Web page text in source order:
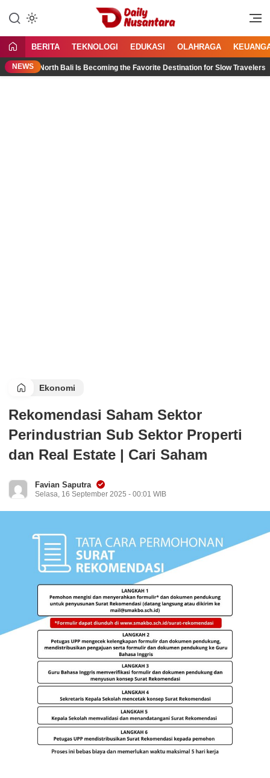
konten
Daily Nusantara
Menyajikan Fakta, Menginspirasi
BERITA TEKNOLOGI EDUKASI OLAHRAGA
NEWS
Why North Bali Is Becoming the Favorite Destination for Slow Travelers
Ekonomi
Rekomendasi Saham Sektor
Perindustrian Sub Sektor Properti
dan Real Estate | Cari Saham
Favian Saputra
Selasa, 16 September 2025 - 00:01 WIB